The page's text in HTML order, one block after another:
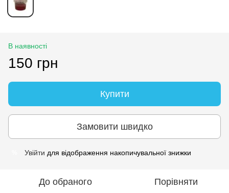
В наявності
150 грн
Купити
Замовити швидко
Увійти для відображення накопичувальної знижки
До обраного Порівняти